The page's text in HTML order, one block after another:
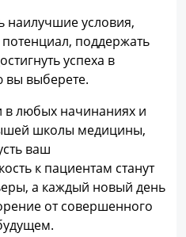
наилучшие условия,
поддержать
успеха в
вы выберете.
любых начинаниях и
школы медицины,
ваш
к пациентам станут
а каждый новый день
от совершенного